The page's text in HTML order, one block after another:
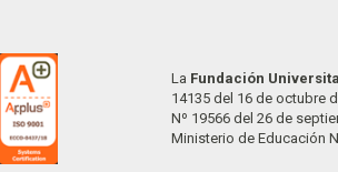
La Fundación
14135 del 16 de octubre
Nº 19566 del 26 de
Ministerio de Educación